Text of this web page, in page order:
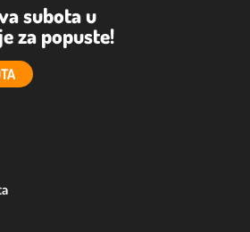
subota u
za popuste!